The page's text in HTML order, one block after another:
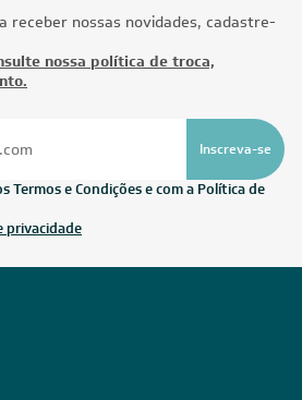
receber nossas novidades, cadastre-
nossa política de troca,
Inscreva-se
Termos e Condições e com a Política de
privacidade